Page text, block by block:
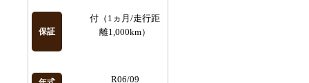
保証
付（1ヵ月/走行距
離1,000km）
R06/09